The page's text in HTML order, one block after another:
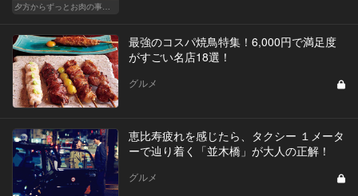
夕方からずっとお肉の事を考えてる貴方へ
最強のコスパ焼鳥特集！6,000円で満足度
がすごい名店18選！
グルメ
恵比寿疲れを感じたら、タクシー １メータ
ーで辿り着く「並木橋」が大人の正解！
グルメ